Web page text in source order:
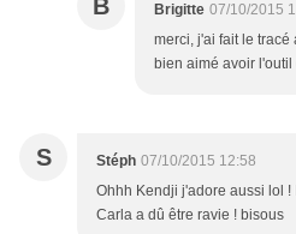
B Brigitte 07/10/2015
merci, j'ai fait le
bien aimé avoir l'outil
S Stéph 07/10/2015 12:58
Ohhh Kendji j'adore aussi lol
Carla a dû être ravie ! bisous